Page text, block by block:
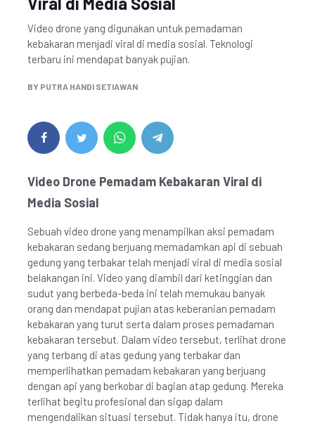
Video drone yang digunakan untuk pemadaman
kebakaran menjadi viral di media sosial. Teknologi
terbaru ini mendapat banyak pujian.
BY PUTRA HANDI SETIAWAN
Video Drone Pemadam Kebakaran Viral di
Media Sosial
Sebuah video drone yang menampilkan aksi pemadam
kebakaran sedang berjuang memadamkan api di sebuah
gedung yang terbakar telah menjadi viral di media sosial
belakangan ini. Video yang diambil dari ketinggian dan
sudut yang berbeda-beda ini telah memukau banyak
orang dan mendapat pujian atas keberanian pemadam
kebakaran yang turut serta dalam proses pemadaman
kebakaran tersebut. Dalam video tersebut, terlihat drone
yang terbang di atas gedung yang terbakar dan
memperlihatkan pemadam kebakaran yang berjuang
dengan api yang berkobar di bagian atap gedung. Mereka
terlihat begitu profesional dan sigap dalam
mengendalikan situasi tersebut. Tidak hanya itu, drone